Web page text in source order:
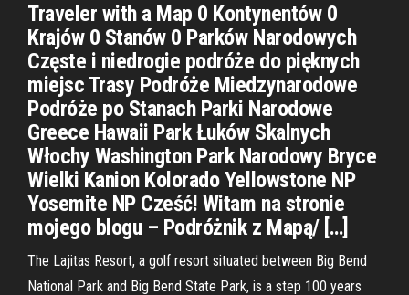
Traveler with a Map 0 Kontynentów 0
Krajów 0 Stanów 0 Parków Narodowych
Częste i niedrogie podróże do pięknych
miejsc Trasy Podróże Miedzynarodowe
Podróże po Stanach Parki Narodowe
Greece Hawaii Park Łuków Skalnych
Włochy Washington Park Narodowy Bryce
Wielki Kanion Kolorado Yellowstone NP
Yosemite NP Cześć! Witam na stronie
mojego blogu – Podróżnik z Mapą/ […]
The Lajitas Resort, a golf resort situated between Big Bend
National Park and Big Bend State Park, is a step 100 years